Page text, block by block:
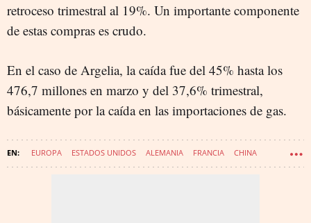
retroceso trimestral al 19%. Un importante componente
de estas compras es crudo.
En el caso de Argelia, la caída fue del 45% hasta los
476,7 millones en marzo y del 37,6% trimestral,
básicamente por la caída en las importaciones de gas.
EUROPA ESTADOS UNIDOS ALEMANIA FRANCIA CHINA